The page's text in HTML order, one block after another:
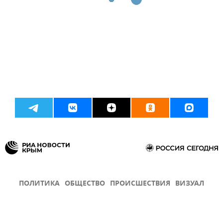
ПОЛИТИКА ОБЩЕСТВО ПРОИСШЕСТВИЯ ВИЗУАЛ